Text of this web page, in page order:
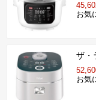
お気
ザ・
お気